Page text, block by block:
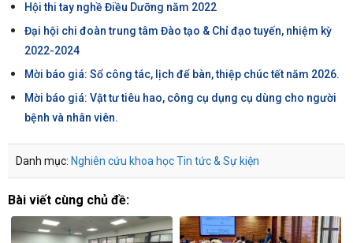
Hội thi tay nghề Điều Dưỡng năm 2022
Đại hội chi đoàn trung tâm Đào tạo & Chỉ đạo tuyến, nhiệm kỳ
2022-2024
Mời báo giá: Sổ công tác, lịch để bàn, thiệp chúc tết năm 2026.
Mời báo giá: Vật tư tiêu hao, công cụ dụng cụ dùng cho người
bệnh và nhân viên.
Danh mục: Nghiên cứu khoa họcTin tức & Sự kiện
Bài viết cùng chủ đề: